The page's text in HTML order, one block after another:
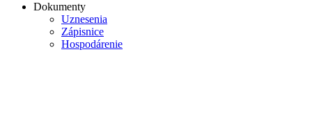
Dokumenty
Uznesenia
Zápisnice
Hospodárenie